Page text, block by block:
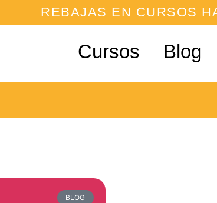
REBAJAS EN CURSOS
Cursos Blog
BLOG